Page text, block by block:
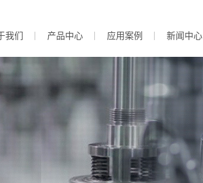
我们 产品中心 应用案例 新闻中心